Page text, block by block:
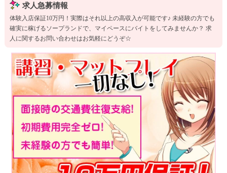
求人急募情報
体験入店保証10万円！実際はそれ以上の高収入が可能です♪ 未経験の方でも
確実に稼げるソープランドで、マイペースにバイトをしてみませんか？ 求
人に関するお問い合わせはお気軽にどうぞ☆